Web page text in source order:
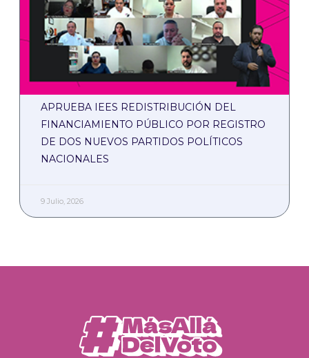
APRUEBA IEES REDISTRIBUCIÓN DEL
FINANCIAMIENTO PÚBLICO POR REGISTRO
DE DOS NUEVOS PARTIDOS POLÍTICOS
NACIONALES
9 Julio, 2026